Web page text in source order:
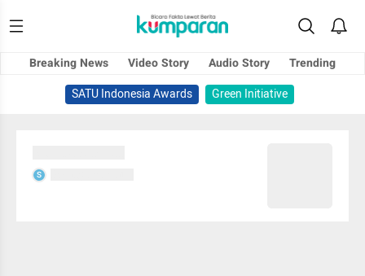
Breaking News Video Story Audio Story
Trending
SATU Indonesia Awards
Green Initiative
S